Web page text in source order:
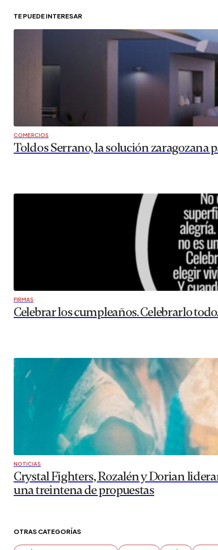
TE PUEDE INTERESAR
COMERCIOS
Toldos Serrano, la solución zaragozana
FIRMAS
Celebrar los cumpleaños. Celebrarlo todo.
NOTICIAS
Crystal Fighters, Rozalén y Dorian
una treintena de propuestas
OTRAS CATEGORÍAS